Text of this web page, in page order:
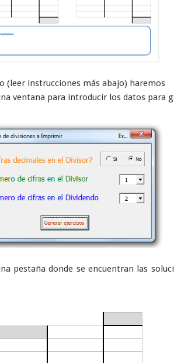
(leer instrucciones más abajo) haremos
ventana para introducir los datos para
pestaña donde se encuentran las